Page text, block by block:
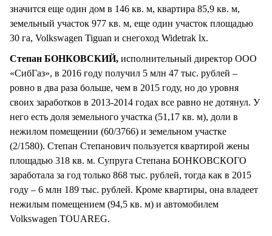
значится еще один дом в 146 кв. м, квартира 85,9 кв. м,
земельный участок 977 кв. м, еще один участок площадью
30 га, Volkswagen Tiguan и снегоход Widetrak lx.
Степан БОНКОВСКИЙ, исполнительный директор ООО
«СибГаз», в 2016 году получил 5 млн 47 тыс. рублей –
ровно в два раза больше, чем в 2015 году, но до уровня
своих заработков в 2013-2014 годах все равно не дотянул. У
него есть доля земельного участка (51,17 кв. м), доли в
нежилом помещении (60/3766) и земельном участке
(2/1580). Степан Степанович пользуется квартирой жены
площадью 318 кв. м. Супруга Степана БОНКОВСКОГО
заработала за год только 868 тыс. рублей, тогда как в 2015
году – 6 млн 189 тыс. рублей. Кроме квартиры, она владеет
нежилым помещением (94,5 кв. м) и автомобилем
Volkswagen TOUAREG.